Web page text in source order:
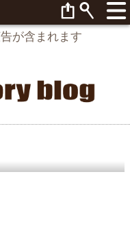
が含まれます